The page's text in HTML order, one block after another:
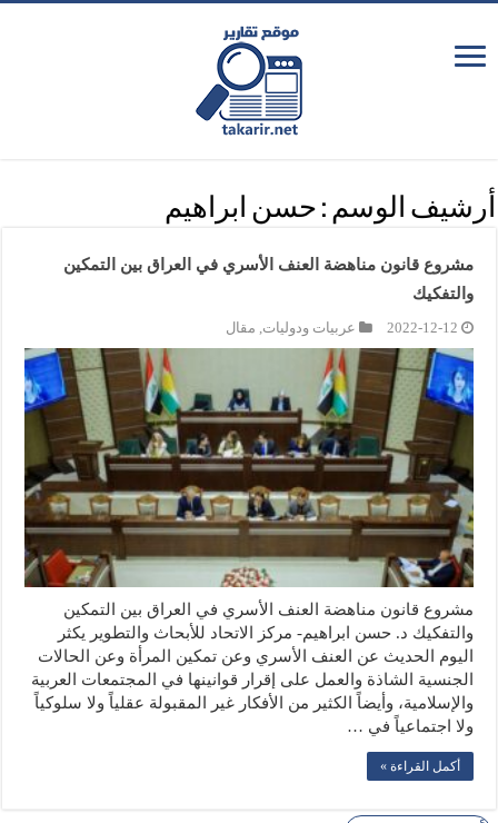
أرشيف الوسم : حسن ابراهيم
مشروع قانون مناهضة العنف الأسري في العراق بين التمكين
والتفكيك
2022-12-12 عربيات ودوليات, مقال
مشروع قانون مناهضة العنف الأسري في العراق بين التمكين
والتفكيك د. حسن ابراهيم- مركز الاتحاد للأبحاث والتطوير يكثر
اليوم الحديث عن العنف الأسري وعن تمكين المرأة وعن الحالات
الجنسية الشاذة والعمل على إقرار قوانينها في المجتمعات العربية
والإسلامية، وأيضاً الكثير من الأفكار غير المقبولة عقلياً ولا سلوكياً
ولا اجتماعياً في …
أكمل القراءة »